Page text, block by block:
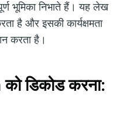
भूमिका निभाते हैं। यह लेख
है और इसकी कार्यक्षमता
करता है।
डिकोड करना: